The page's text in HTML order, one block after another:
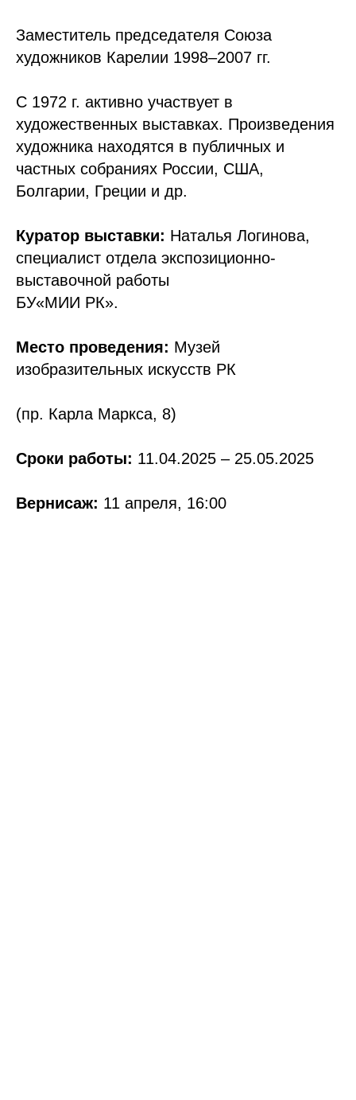
Заместитель председателя Союза
художников Карелии 1998–2007 гг.
С 1972 г. активно участвует в
художественных выставках. Произведения
художника находятся в публичных и
частных собраниях России, США,
Болгарии, Греции и др.
Куратор выставки: Наталья Логинова,
специалист отдела экспозиционно-
выставочной работы
БУ«МИИ РК».
Место проведения: Музей
изобразительных искусств РК
(пр. Карла Маркса, 8)
Сроки работы: 11.04.2025 – 25.05.2025
Вернисаж: 11 апреля, 16:00